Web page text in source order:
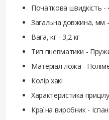
Початкова швидкість -
Загальна довжина, мм
Вага, кг - 3,2 кг
Тип пневматики -
Матеріал ложа -
Колір хакі
Характеристика
Країна виробник -